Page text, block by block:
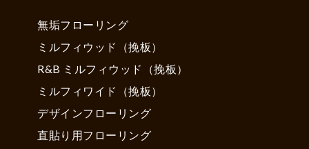
無垢フローリング
ミルフィウッド（挽板）
R&B ミルフィウッド（挽板）
ミルフィワイド（挽板）
デザインフローリング
直貼り用フローリング